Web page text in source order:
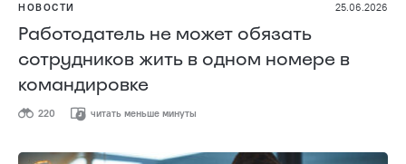
НОВОСТИ 25.06.2026
Работодатель не может обязать
сотрудников жить в одном номере в
командировке
220 читать меньше минуты